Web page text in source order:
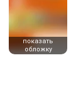
показать
обложку